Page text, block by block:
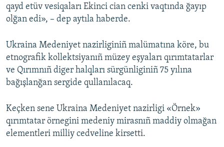
qayd etüv vesiqaları Ekinci cian cenki vaqtında ğayıp
olğan edi», – dep aytıla haberde.
Ukraina Medeniyet nazirliginiñ malümatına köre, bu
etnografik kollektsiyanıñ müzey eşyaları qırımtatarlar
ve Qırımnıñ diger halqları sürgünliginiñ 75 yılına
bağışlanğan sergide qullanılacaq.
Keçken sene Ukraina Medeniyet nazirligi «Örnek»
qırımtatar örnegini medeniy mirasnıñ maddiy olmağan
elementleri milliy cedveline kirsetti.